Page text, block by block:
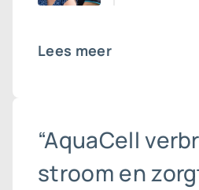
Lees meer
“AquaCell
stroom en